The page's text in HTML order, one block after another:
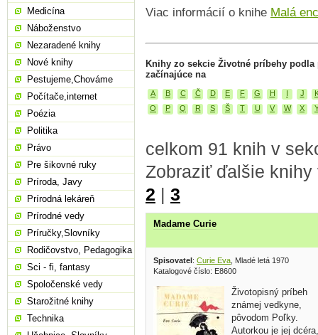
Viac informácií o knihe Malá
Knihy zo sekcie Životné príbehy podla
začínajúce na
A B C Č D E F G H I J
O
P Q R S Š T U V W X
celkom 91 knih v
Zobraziť ďalšie
2 | 3
Madame Curie
Spisovatel: Curie Eva , Mladé letá 1970
Katalogové číslo: E8600
Životopisný príbeh
známej vedkyne,
pôvodom Poľky.
Autorkou je jej dcéra,
Medicína
Náboženstvo
Nezaradené knihy
Nové knihy
Pestujeme,Chováme
Počítače,internet
Poézia
Politika
Právo
Pre šikovné ruky
Príroda, Javy
Prírodná lekáreň
Prírodné vedy
Príručky,Slovníky
Rodičovstvo, Pedagogika
Sci - fi, fantasy
Spoločenské vedy
Starožitné knihy
Technika